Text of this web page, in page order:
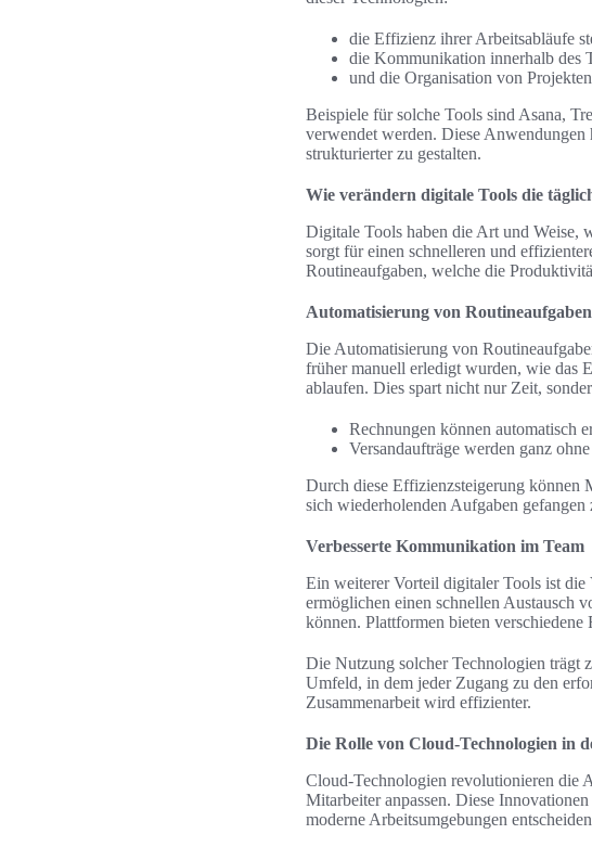
die Effizienz ihrer Arbeitsabläufe
die Kommunikation innerhalb des
und die Organisation von
Beispiele für solche Tools sind Asana,
verwendet werden. Diese
strukturierter zu gestalten.
Wie verändern digitale Tools die
Digitale Tools haben die Art und Weise,
sorgt für einen schnelleren und
Routineaufgaben, welche die
Automatisierung von Routineaufgaben
Die Automatisierung von
früher manuell erledigt wurden, wie das
ablaufen. Dies spart nicht nur Zeit,
Rechnungen können automatisch
Versandaufträge werden ganz
Durch diese Effizienzsteigerung können
sich wiederholenden Aufgaben gefangen
Verbesserte Kommunikation im Team
Ein weiterer Vorteil digitaler Tools ist
ermöglichen einen schnellen Austausch
können. Plattformen bieten
Die Nutzung solcher Technologien trägt
Umfeld, in dem jeder Zugang zu den
Zusammenarbeit wird effizienter.
Die Rolle von Cloud-Technologien in
Cloud-Technologien revolutionieren die
Mitarbeiter anpassen. Diese
moderne Arbeitsumgebungen